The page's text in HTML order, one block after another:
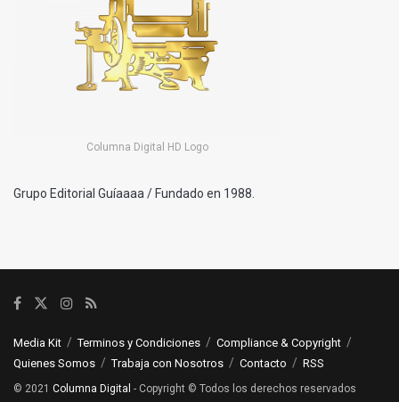
Columna Digital HD Logo
Grupo Editorial Guíaaaa / Fundado en 1988.
Media Kit Terminos y Condiciones
Compliance & Copyright
Quienes Somos
Trabaja con Nosotros Contacto RSS
© 2021 Columna Digital - Copyright © Todos los derechos reservados